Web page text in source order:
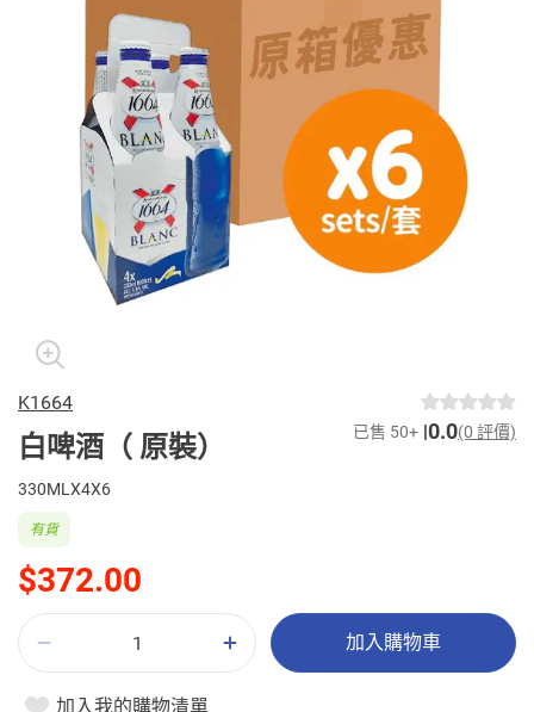
K1664
白啤酒（ 原裝） 已售 50+ 0.0(0 評價)
330MLX4X6
$372.00
有貨
加入購物車
加入我的購物清單